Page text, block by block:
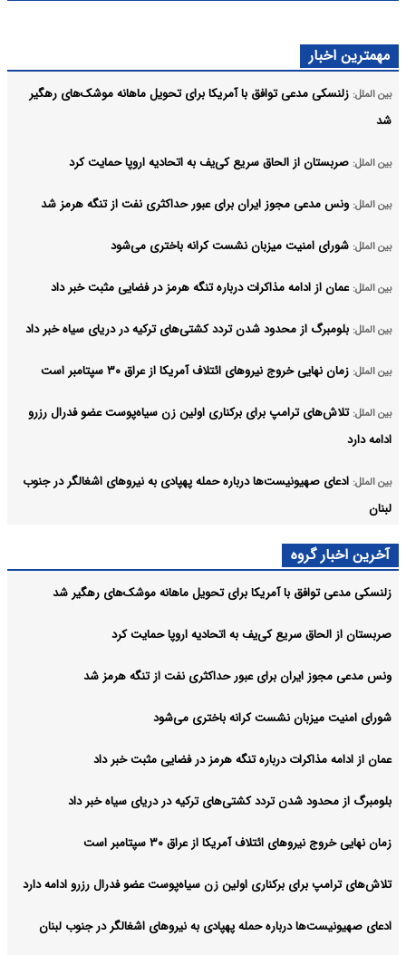
مهمترین اخبار
بین الملل: زلنسکی مدعی توافق با آمریکا برای تحویل ماهانه موشک‌های رهگیر
شد
بین الملل: صربستان از الحاق سریع کی‌یف به اتحادیه اروپا حمایت کرد
بین الملل: ونس مدعی مجوز ایران برای عبور حداکثری نفت از تنگه هرمز شد
بین الملل: شورای امنیت میزبان نشست کرانه باختری می‌شود
بین الملل: عمان از ادامه مذاکرات درباره تنگه هرمز در فضایی مثبت خبر داد
بین الملل: بلومبرگ از محدود شدن تردد کشتی‌های ترکیه در دریای سیاه خبر داد
بین الملل: زمان نهایی خروج نیروهای ائتلاف آمریکا از عراق ۳۰ سپتامبر است
بین الملل: تلاش‌های ترامپ برای برکناری اولین زن سیاه‌پوست عضو فدرال رزرو
ادامه دارد
بین الملل: ادعای صهیونیست‌ها درباره حمله پهپادی به نیروهای اشغالگر در جنوب
لبنان
بین الملل: طرح داعش برای بمب‌گذاری در منطقه سیده زینب دمشق خنثی شد
آرشیو
آخرین اخبار گروه
زلنسکی مدعی توافق با آمریکا برای تحویل ماهانه موشک‌های رهگیر شد
صربستان از الحاق سریع کی‌یف به اتحادیه اروپا حمایت کرد
ونس مدعی مجوز ایران برای عبور حداکثری نفت از تنگه هرمز شد
شورای امنیت میزبان نشست کرانه باختری می‌شود
عمان از ادامه مذاکرات درباره تنگه هرمز در فضایی مثبت خبر داد
بلومبرگ از محدود شدن تردد کشتی‌های ترکیه در دریای سیاه خبر داد
زمان نهایی خروج نیروهای ائتلاف آمریکا از عراق ۳۰ سپتامبر است
تلاش‌های ترامپ برای برکناری اولین زن سیاه‌پوست عضو فدرال رزرو ادامه دارد
ادعای صهیونیست‌ها درباره حمله پهپادی به نیروهای اشغالگر در جنوب لبنان